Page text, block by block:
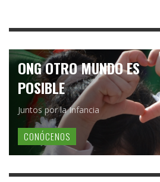
ONG OTRO MUNDO ES
POSIBLE
Juntos por la Infancia
CONÓCENOS